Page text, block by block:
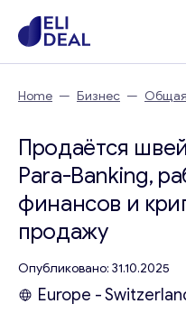
Home — Бизнес — Общая
Продаётся
Para-Banking,
финансов и
продажу
Опубликовано: 31.10.2025
Europe -